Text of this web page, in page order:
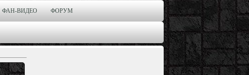
ФАН-ВИДЕО ФОРУМ